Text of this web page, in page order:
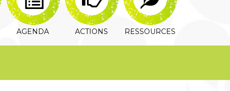
AGENDA ACTIONS RESSOURCES